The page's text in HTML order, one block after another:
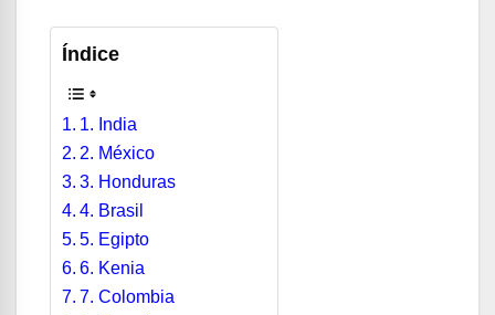
Índice
1. India
2. México
3. Honduras
4. Brasil
5. Egipto
6. Kenia
7. Colombia